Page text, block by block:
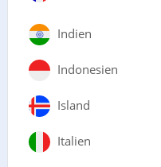
Indien
Indonesien
Island
Italien